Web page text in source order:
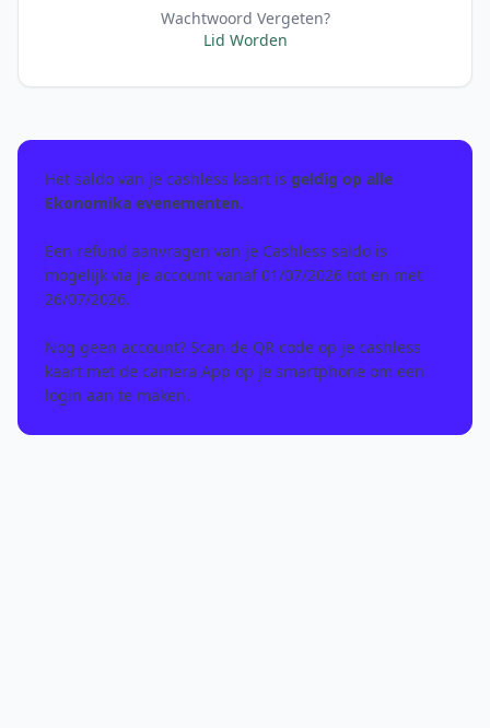
Wachtwoord Vergeten?
Lid Worden
Het saldo van je cashless kaart is geldig op alle
Ekonomika evenementen.
Een refund aanvragen van je Cashless saldo is
mogelijk via je account vanaf 01/07/2026 tot en met
26/07/2026.
Nog geen account? Scan de QR code op je cashless
kaart met de camera App op je smartphone om een
login aan te maken.